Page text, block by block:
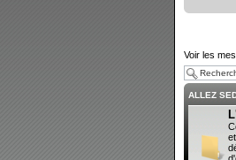
Voir les
ALLEZ